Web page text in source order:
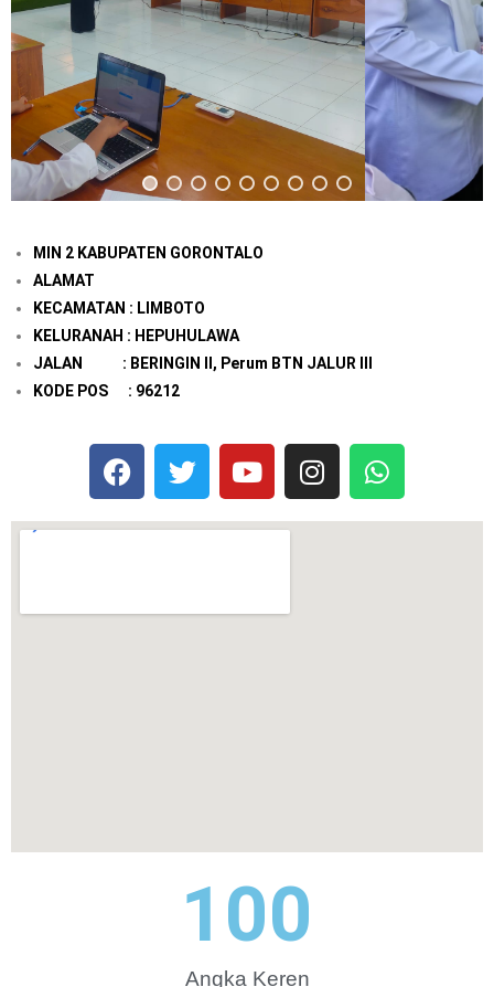
MIN 2 KABUPATEN GORONTALO
ALAMAT
KECAMATAN : LIMBOTO
KELURANAH : HEPUHULAWA
JALAN : BERINGIN II, Perum BTN JALUR III
KODE POS : 96212
Angka Keren
100